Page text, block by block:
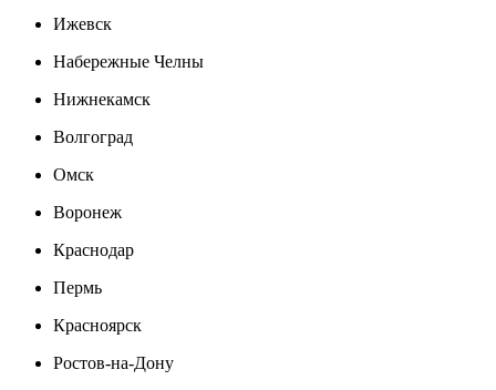
Ижевск
Набережные Челны
Нижнекамск
Волгоград
Омск
Воронеж
Краснодар
Пермь
Красноярск
Ростов-на-Дону